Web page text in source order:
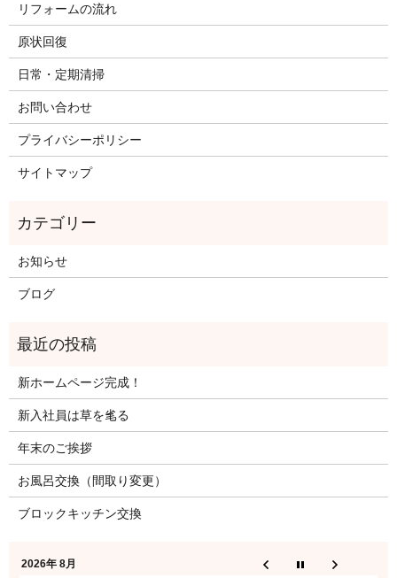
リフォームの流れ
原状回復
日常・定期清掃
お問い合わせ
プライバシーポリシー
サイトマップ
お知らせ
ブログ
新ホームページ完成！
新入社員は草を毟る
年末のご挨拶
お風呂交換（間取り変更）
ブロックキッチン交換
2026年 8月